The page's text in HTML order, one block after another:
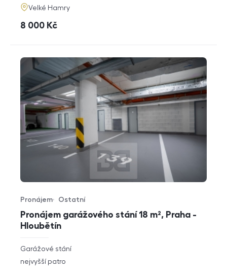
adresa
Velké Hamry
cena
8 000 Kč
Pronájem garážového stání 18 m², Praha -
Hloubětín
Typ nabídky
Pronájem
Typ nemovitosti
Ostatní
rozměry
dispozice
Garážové stání
funkce
nejvyšší patro